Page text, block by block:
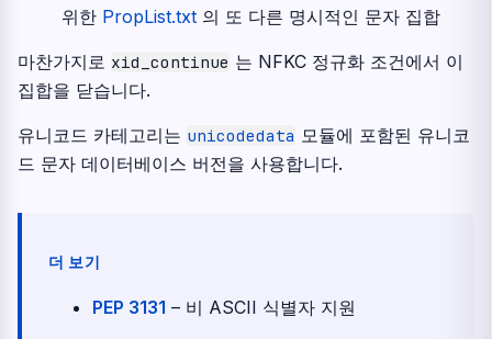
위한 PropList.txt 의 또 다른 명시적인 문자 집합
마찬가지로 xid_continue 는 NFKC 정규화 조건에서 이
집합을 닫습니다.
유니코드 카테고리는 unicodedata 모듈에 포함된 유니코
드 문자 데이터베이스 버전을 사용합니다.
더 보기
PEP 3131 – 비 ASCII 식별자 지원